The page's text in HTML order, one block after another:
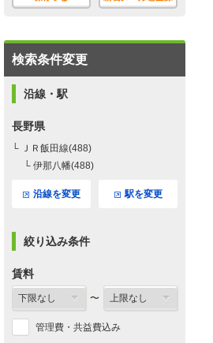
検索条件変更
沿線・駅
長野県
└ ＪＲ飯田線(488)
└ 伊那八幡(488)
沿線を変更 駅を変更
絞り込み条件
賃料
〜
管理費・共益費込み